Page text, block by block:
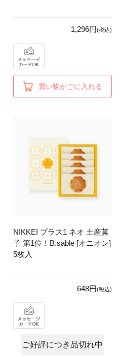
1,296円(税込)
買い物かごに入れる
NIKKEI プラス1 ネオ 土産菓
子 第1位！B.sable [オニオン]
5枚入
648円(税込)
ご好評につき品切れ中